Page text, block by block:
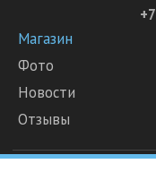
Магазин
Фото
Новости
Отзывы